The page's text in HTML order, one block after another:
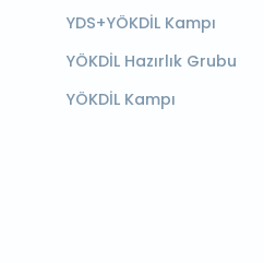
YDS+YÖKDİL Kampı
YÖKDİL Hazırlık Grubu
YÖKDİL Kampı